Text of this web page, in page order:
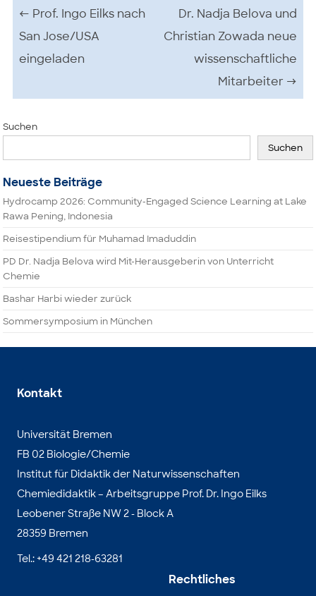
Beitrags-Navigation
← Prof. Ingo Eilks nach
San Jose/USA
eingeladen
Dr. Nadja Belova und
Christian Zowada neue
wissenschaftliche
Mitarbeiter →
Suchen
Suchen
Neueste Beiträge
Hydrocamp 2026: Community-Engaged Science Learning at Lake
Rawa Pening, Indonesia
Reisestipendium für Muhamad Imaduddin
PD Dr. Nadja Belova wird Mit-Herausgeberin von Unterricht
Chemie
Bashar Harbi wieder zurück
Sommersymposium in München
Kontakt
Universität Bremen
FB 02 Biologie/Chemie
Institut für Didaktik der Naturwissenschaften
Chemiedidaktik – Arbeitsgruppe Prof. Dr. Ingo Eilks
Leobener Straße NW 2 - Block A
28359 Bremen
Tel.: +49 421 218-63281
Rechtliches